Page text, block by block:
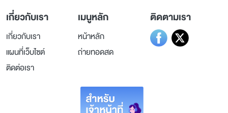
เกี่ยวกับเรา
เกี่ยวกับเรา
แผนที่เว็บไซต์
ติดต่อเรา
เมนูหลัก
หน้าหลัก
ถ่ายทอดสด
ติดตามเรา